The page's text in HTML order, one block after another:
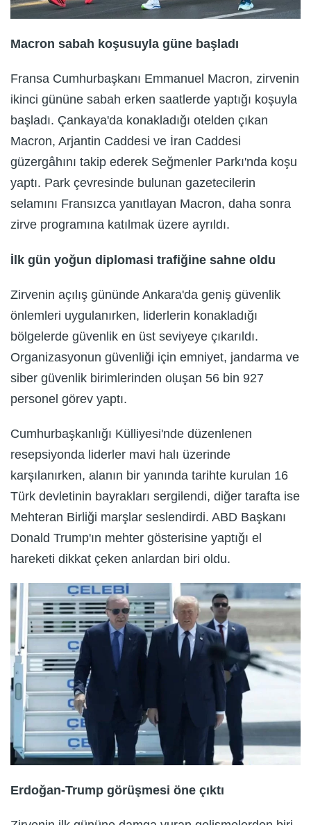
Macron sabah koşusuyla güne başladı
Fransa Cumhurbaşkanı Emmanuel Macron, zirvenin
ikinci gününe sabah erken saatlerde yaptığı koşuyla
başladı. Çankaya'da konakladığı otelden çıkan
Macron, Arjantin Caddesi ve İran Caddesi
güzergâhını takip ederek Seğmenler Parkı'nda koşu
yaptı. Park çevresinde bulunan gazetecilerin
selamını Fransızca yanıtlayan Macron, daha sonra
zirve programına katılmak üzere ayrıldı.
İlk gün yoğun diplomasi trafiğine sahne oldu
Zirvenin açılış gününde Ankara'da geniş güvenlik
önlemleri uygulanırken, liderlerin konakladığı
bölgelerde güvenlik en üst seviyeye çıkarıldı.
Organizasyonun güvenliği için emniyet, jandarma ve
siber güvenlik birimlerinden oluşan 56 bin 927
personel görev yaptı.
Cumhurbaşkanlığı Külliyesi'nde düzenlenen
resepsiyonda liderler mavi halı üzerinde
karşılanırken, alanın bir yanında tarihte kurulan 16
Türk devletinin bayrakları sergilendi, diğer tarafta ise
Mehteran Birliği marşlar seslendirdi. ABD Başkanı
Donald Trump'ın mehter gösterisine yaptığı el
hareketi dikkat çeken anlardan biri oldu.
Erdoğan-Trump görüşmesi öne çıktı